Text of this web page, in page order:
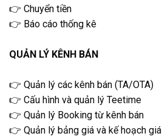
👉 Chuyển tiền
👉 Báo cáo thống kê
QUẢN LÝ KÊNH BÁN
👉 Quản lý các kênh bán (TA/OTA)
👉 Cấu hình và quản lý Teetime
👉 Quản lý Booking từ kênh bán
👉 Quản lý bảng giá và kế hoạch giá